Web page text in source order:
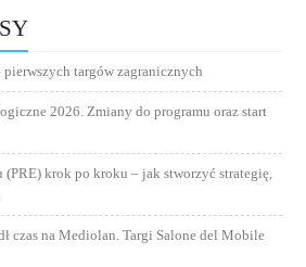
targów zagranicznych
2026. Zmiany do programu oraz start
(PRE) krok po kroku – jak stworzyć strategię,
czas na Mediolan. Targi Salone del Mobile